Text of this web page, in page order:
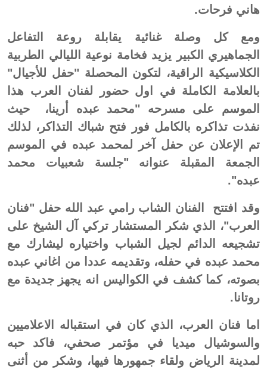
هاني فرحات.
ومع كل وصلة غنائية يقابلة روعة التفاعل
الجماهيري الكبير يزيد فخامة نوعية الليالي الطربية
الكلاسيكية الراقية، لتكون المحصلة "حفل للأجيال"
بالعلامة الكاملة في اول حضور لفنان العرب هذا
الموسم على مسرحه "محمد عبده أرينا، حيث
نفذت تذاكره بالكامل فور فتح شباك التذاكر، لذلك
تم الإعلان عن حفل آخر لمحمد عبده في الموسم
الجمعة المقبلة عنوانه "جلسة شعبيات محمد
عبده".
وقد افتتح الفنان الشاب رامي عبد الله حفل "فنان
العرب"، الذي شكر المستشار تركي آل الشيخ على
تشجيعه الدائم لجيل الشباب واختياره ليشارك مع
محمد عبده في حفله، وتقديمه عددا من اغاني عبده
بصوته، كما كشف في الكواليس انه يجهز جديدة مع
روتانا.
اما فنان العرب، الذي كان في استقباله الاعلاميين
والسوشيال ميديا في مؤتمر صحفي، فاكد حبه
لمدينة الرياض ولقاء جمهورها فيها، وشكر من أثنى